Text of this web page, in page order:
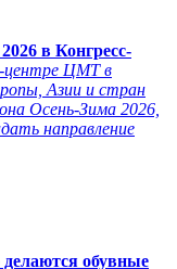
в Конгресс-
центре ЦМТ в
Азии и стран
Осень-Зима 2026,
направление
делаются обувные